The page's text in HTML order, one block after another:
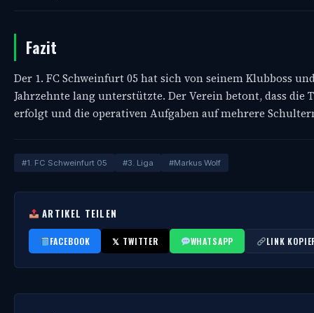
Fazit
Der 1. FC Schweinfurt 05 hat sich von seinem Klubboss
Jahrzehnte lang unterstützte. Der Verein betont, dass
erfolgt und die operativen Aufgaben auf mehrere
#1. FC Schweinfurt 05 #3. Liga #Markus Wolf
ARTIKEL TEILEN
FACEBOOK 𝕏 TWITTER WHATSAPP LINK